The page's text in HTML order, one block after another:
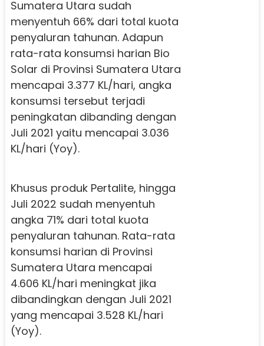
Sumatera Utara sudah
menyentuh 66% dari total kuota
penyaluran tahunan. Adapun
rata-rata konsumsi harian Bio
Solar di Provinsi Sumatera Utara
mencapai 3.377 KL/hari, angka
konsumsi tersebut terjadi
peningkatan dibanding dengan
Juli 2021 yaitu mencapai 3.036
KL/hari (Yoy).
Khusus produk Pertalite, hingga
Juli 2022 sudah menyentuh
angka 71% dari total kuota
penyaluran tahunan. Rata-rata
konsumsi harian di Provinsi
Sumatera Utara mencapai
4.606 KL/hari meningkat jika
dibandingkan dengan Juli 2021
yang mencapai 3.528 KL/hari
(Yoy).